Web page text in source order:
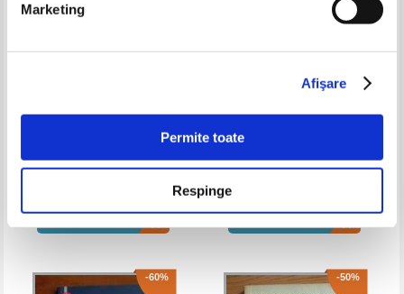
Marketing
Afişare
Permite toate
Respinge
Pret:12,00Lei
Pret:11,00Lei7,70Lei
Adaugă în coș
-50%
William Thackeray - Balciul
Donald Barthelme - Regele
-60% -50%